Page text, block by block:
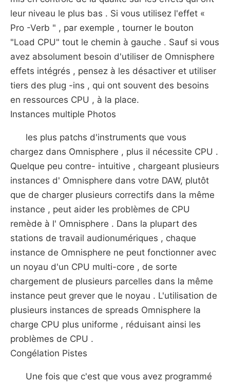
leur niveau le plus bas . Si vous utilisez l'effet «
Pro -Verb " , par exemple , tourner le bouton
"Load CPU" tout le chemin à gauche . Sauf si vous
avez absolument besoin d'utiliser de Omnisphere
effets intégrés , pensez à les désactiver et utiliser
tiers des plug -ins , qui ont souvent des besoins
en ressources CPU , à la place.
Instances multiple Photos
les plus patchs d'instruments que vous
chargez dans Omnisphere , plus il nécessite CPU .
Quelque peu contre- intuitive , chargeant plusieurs
instances d' Omnisphere dans votre DAW, plutôt
que de charger plusieurs correctifs dans la même
instance , peut aider les problèmes de CPU
remède à l' Omnisphere . Dans la plupart des
stations de travail audionumériques , chaque
instance de Omnisphere ne peut fonctionner avec
un noyau d'un CPU multi-core , de sorte
chargement de plusieurs parcelles dans la même
instance peut grever que le noyau . L'utilisation de
plusieurs instances de spreads Omnisphere la
charge CPU plus uniforme , réduisant ainsi les
problèmes de CPU .
Congélation Pistes
Une fois que c'est que vous avez programmé